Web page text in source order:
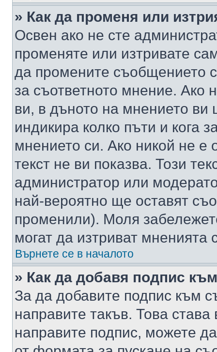
» Как да променя или
Освен ако не сте
променяте или изтривате
да промените съобщението
за съответното мнение. Ако
ви, в дъното на мнението ви
индикира колко пъти и кога
мнението си. Ако никой не е
текст не ви показва. Този
администратор или
най-вероятно ще оставят
променили). Моля
могат да изтриват мненията
Върнете се в началото
» Как да добавя подпис
За да добавите подпис към
направите такъв. Това
направите подпис, можете